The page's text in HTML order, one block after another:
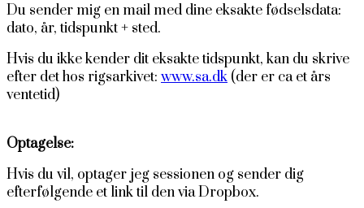
Du sender mig en mail med dine eksakte fødselsdata:
dato, år, tidspunkt + sted.
Hvis du ikke kender dit eksakte tidspunkt, kan du skrive
efter det hos rigsarkivet: www.sa.dk (der er ca et års
ventetid)
Optagelse:
Hvis du vil, optager jeg sessionen og sender dig
efterfølgende et link til den via Dropbox.